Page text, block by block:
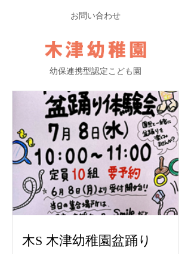
お問い合わせ
幼保連携型認定こども園
木S 木津幼稚園盆踊り